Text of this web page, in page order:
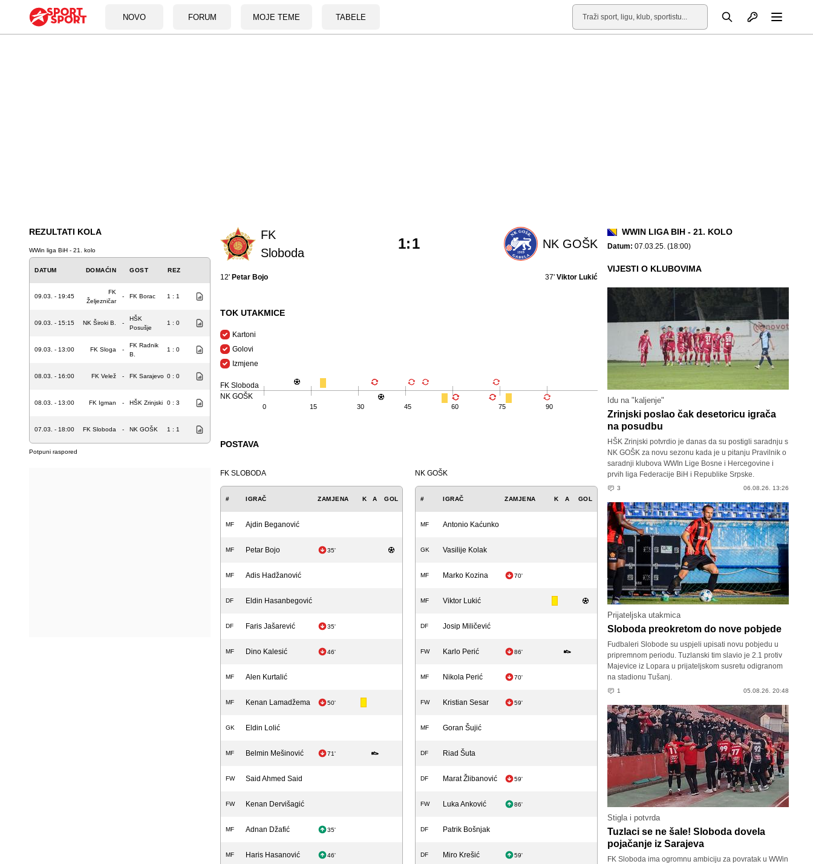
NOVO FORUM MOJE TEME TABELE
Pretraga Otvori profil
REZULTATI KOLA
WWin liga BiH - 21. kolo
DATUM DOMAĆIN GOST REZ
09.03. - 19:45
FK
Željezničar
- FK Borac 1 : 1
09.03. - 15:15 NK Široki B. -
HŠK
Posušje
1 : 0
09.03. - 13:00 FK Sloga -
FK Radnik
B.
1 : 0
08.03. - 16:00 FK Velež - FK Sarajevo 0 : 0
08.03. - 13:00 FK Igman - HŠK Zrinjski 0 : 3
07.03. - 18:00 FK Sloboda - NK GOŠK 1 : 1
Potpuni raspored
FK
Sloboda
NK GOŠK
1:1
12' Petar Bojo 37' Viktor Lukić
TOK UTAKMICE
Kartoni
Golovi
Izmjene
FK Sloboda
NK GOŠK
0 15 30 45 60 75 90
POSTAVA
FK SLOBODA
# IGRAČ ZAMJENA K A GOL
MF Ajdin Beganović
MF Petar Bojo 35'
MF Adis Hadžanović
DF Eldin Hasanbegović
DF Faris Jašarević 35'
MF Dino Kalesić 46'
MF Alen Kurtalić
MF Kenan Lamadžema 50'
GK Eldin Lolić
MF Belmin Mešinović 71'
FW Said Ahmed Said
FW Kenan Dervišagić
MF Adnan Džafić 35'
MF Haris Hasanović 46'
NK GOŠK
# IGRAČ ZAMJENA K A GOL
MF Antonio Kaćunko
GK Vasilije Kolak
MF Marko Kozina 70'
MF Viktor Lukić
DF Josip Miličević
FW Karlo Perić 86'
MF Nikola Perić 70'
FW Kristian Sesar 59'
MF Goran Šujić
DF Riad Šuta
DF Marat Žlibanović 59'
FW Luka Anković 86'
DF Patrik Bošnjak
DF Miro Krešić 59'
WWIN LIGA BIH - 21. KOLO
Datum: 07.03.25. (18:00)
VIJESTI O KLUBOVIMA
Idu na "kaljenje"
Zrinjski poslao čak desetoricu igrača
na posudbu
HŠK Zrinjski potvrdio je danas da su postigli saradnju s
NK GOŠK za novu sezonu kada je u pitanju Pravilnik o
saradnji klubova WWIn Lige Bosne i Hercegovine i
prvih liga Federacije BiH i Republike Srpske.
3 06.08.26. 13:26
Prijateljska utakmica
Sloboda preokretom do nove pobjede
Fudbaleri Slobode su uspjeli upisati novu pobjedu u
pripremnom periodu. Tuzlanski tim slavio je 2.1 protiv
Majevice iz Lopara u prijateljskom susretu odigranom
na stadionu Tušanj.
1 05.08.26. 20:48
Stigla i potvrda
Tuzlaci se ne šale! Sloboda dovela
pojačanje iz Sarajeva
FK Sloboda ima ogromnu ambiciju za povratak u WWin